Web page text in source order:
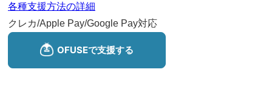
各種支援方法の詳細
クレカ/Apple Pay/Google Pay対応